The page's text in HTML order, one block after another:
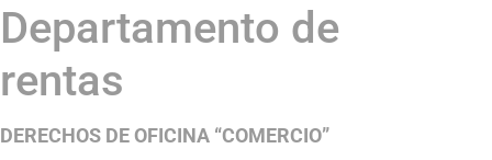
Departamento de
rentas
DERECHOS DE OFICINA “COMERCIO”